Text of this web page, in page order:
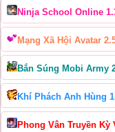
Ninja School Online
Mạng Xã Hội Avatar
Bắn Súng Mobi Army
Khí Phách Anh Hùng
Phong Vân Truyền Kỳ